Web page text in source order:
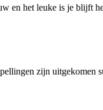
en het leuke is je blijft
zijn uitgekomen